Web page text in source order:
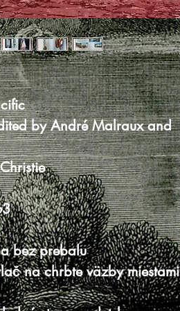
by André Malraux and
bez prebalu
na chrbte väzby miestami